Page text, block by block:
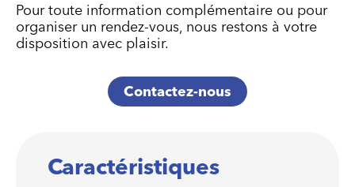
Pour toute information complémentaire ou pour
organiser un rendez-vous, nous restons à votre
disposition avec plaisir.
Contactez-nous
Caractéristiques